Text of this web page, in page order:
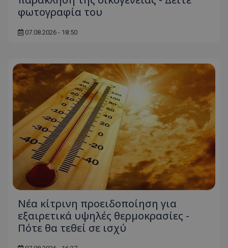
φωτογραφία του
07.08.2026 - 18:50
Νέα κίτρινη προειδοποίηση για
εξαιρετικά υψηλές θερμοκρασίες -
Πότε θα τεθεί σε ισχύ